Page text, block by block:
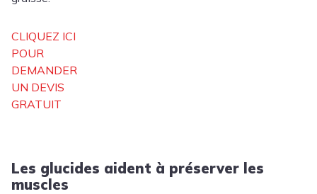
CLIQUEZ ICI
POUR
DEMANDER
UN DEVIS
GRATUIT
Les glucides aident à préserver les
muscles